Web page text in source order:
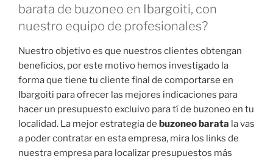
barata de buzoneo en Ibargoiti, con
nuestro equipo de profesionales?
Nuestro objetivo es que nuestros clientes obtengan
beneficios, por este motivo hemos investigado la
forma que tiene tu cliente final de comportarse en
Ibargoiti para ofrecer las mejores indicaciones para
hacer un presupuesto excluivo para tí de buzoneo en tu
localidad. La mejor estrategia de buzoneo barata la vas
a poder contratar en esta empresa, mira los links de
nuestra empresa para localizar presupuestos más